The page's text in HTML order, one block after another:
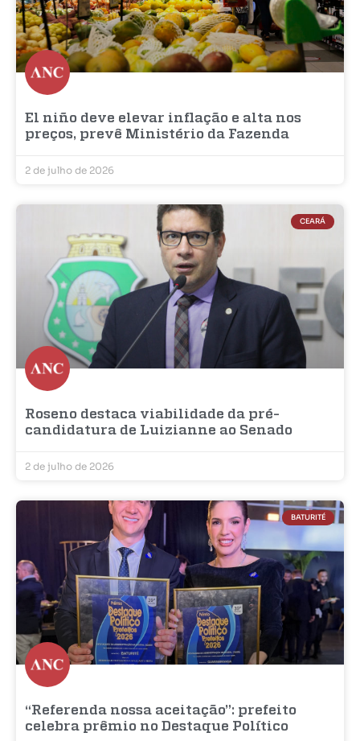
El niño deve elevar inflação e alta nos
preços, prevê Ministério da Fazenda
2 de julho de 2026
CEARÁ
Roseno destaca viabilidade da pré-
candidatura de Luizianne ao Senado
2 de julho de 2026
BATURITÉ
“Referenda nossa aceitação”: prefeito
celebra prêmio no Destaque Político